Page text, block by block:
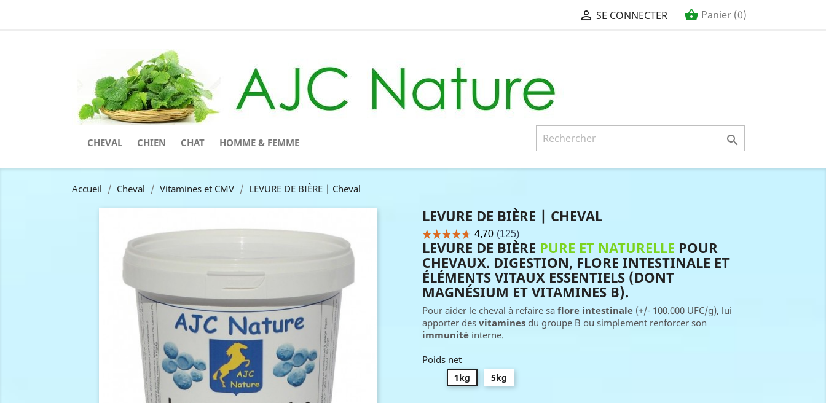
 SE CONNECTER shopping_basket Panier (0)
CHEVAL CHIEN CHAT HOMME & FEMME 
Accueil Cheval Vitamines et CMV LEVURE DE BIÈRE | Cheval
LEVURE DE BIÈRE | CHEVAL
LEVURE DE BIÈRE PURE ET NATURELLE POUR
CHEVAUX. DIGESTION, FLORE INTESTINALE ET
ÉLÉMENTS VITAUX ESSENTIELS (DONT
MAGNÉSIUM ET VITAMINES B).
Pour aider le cheval à refaire sa flore intestinale (+/- 100.000 UFC/g), lui
apporter des vitamines du groupe B ou simplement renforcer son
immunité interne.
Poids net
1kg 5kg